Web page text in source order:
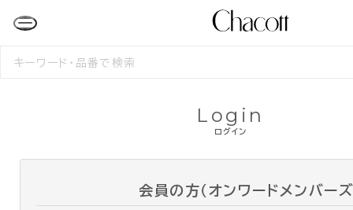
検
ログイン
Login
会員の方（オンワードメンバーズ